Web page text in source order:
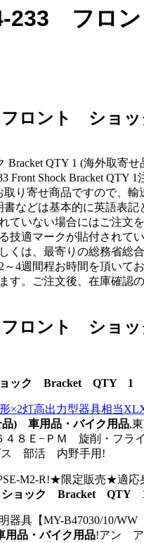
フロ
ロント ショ
Bracket QTY 1 (海外取寄せ
Front Shock Bracket
り寄せ商品ですので、
などは基本的に英語表
ていない場合にはご注文
技適マークが貼付されて
くは、最寄りの総務省総
4週間程お時間を頂いて
す。ご注文後、在庫確認
ロント ショ
ック Bracket QTY 1 (
灯高出力型器具相当
) 車用品・バイク用品,
４８Ｅ−ＰＭ 旋削・フ
ス 部活 内野手用!
R!★限定販売★適応身
ョック Bracket QTY 1
具【MY-B47030/10/
品・バイク用品!アン ア